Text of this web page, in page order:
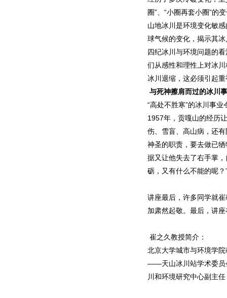
圈”、“小圈再套小圈”的
山地冰川是环境变化敏
球气候的变化，揭示其
四纪冰川与环境问题的
们从感性和理性上对冰
冰川退缩，这必须引起
与死神擦肩而过的冰川
“高处不胜寒”的冰川事
1957年，贡嘎山的经历
伤、雪盲、高山病，还
神圣的职责，要去做已
据又让他失去了右手掌
砺，又有什么不能的呢
讲座最后，许多同学就
加肃然起敬。最后，讲
崔之久教授简介：
北京大学城市与环境学
——天山冰川站学术委员
川和环境研究中心副主